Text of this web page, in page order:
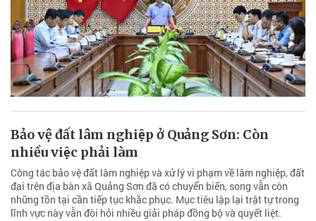
Bảo vệ đất lâm nghiệp ở Quảng Sơn: Còn
nhiều việc phải làm
Công tác bảo vệ đất lâm nghiệp và xử lý vi phạm về lâm nghiệp, đất
đai trên địa bàn xã Quảng Sơn đã có chuyển biến, song vẫn còn
những tồn tại cần tiếp tục khắc phục. Mục tiêu lập lại trật tự trong
lĩnh vực này vẫn đòi hỏi nhiều giải pháp đồng bộ và quyết liệt.